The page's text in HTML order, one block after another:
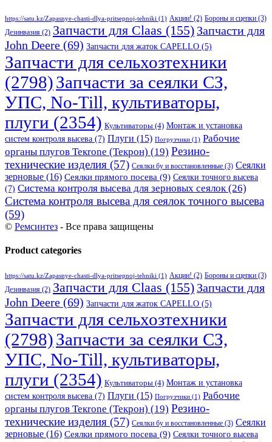
https://satu.kz/Zapasnye-chasti-dlya-pritsepnoj-tehniki (1) Акции! (2) Бороны и сцепки (3)
Дезинвазия (2) Запчасти для Claas (155) Запчасти для
John Deere (69) Запчасти для жаток CAPELLO (5)
Запчасти для сельхозтехники
(2798)Запчасти за сеялки СЗ,
УПС, No-Till, культиваторы,
плуги (2354) Культиваторы (4) Монтаж и установка
систем контроля высева (7) Плуги (15) Погрузчики (1) Рабочие
органы плугов Текrоne (Текрон) (19) Резино-
технические изделия (57) Сеялки бу и восстановленные (3) Сеялки
зерновые (16) Сеялки прямого посева (9) Сеялки точного высева
(7) Система контроля высева для зерновых сеялок(26)
Система контроля высева для сеялок точного высева
(59)
© Ремсинтез - Все права защищены
Product categories
https://satu.kz/Zapasnye-chasti-dlya-pritsepnoj-tehniki (1) Акции! (2) Бороны и сцепки (3)
Дезинвазия (2) Запчасти для Claas (155) Запчасти для
John Deere (69) Запчасти для жаток CAPELLO (5)
Запчасти для сельхозтехники
(2798)Запчасти за сеялки СЗ,
УПС, No-Till, культиваторы,
плуги (2354) Культиваторы (4) Монтаж и установка
систем контроля высева (7) Плуги (15) Погрузчики (1) Рабочие
органы плугов Текrоne (Текрон) (19) Резино-
технические изделия (57) Сеялки бу и восстановленные (3) Сеялки
зерновые (16) Сеялки прямого посева (9) Сеялки точного высева